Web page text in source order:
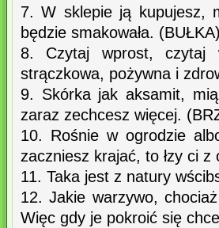
7. W sklepie ją kupujesz,
będzie smakowała. (BUŁKA)
8. Czytaj wprost, czytaj
strączkowa, pożywna i
9. Skórka jak aksamit,
zaraz zechcesz więcej.
10. Rośnie w ogrodzie
zaczniesz krajać, to łzy ci z
11. Taka jest z natury
12. Jakie warzywo,
Więc gdy je pokroić się